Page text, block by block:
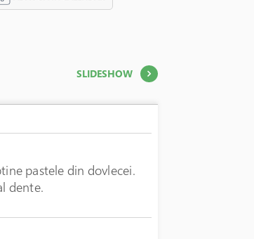
SLIDESHOW
pastele din dovlecei.
dente.